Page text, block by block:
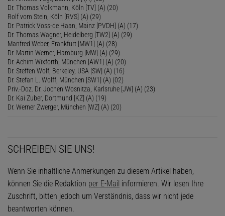
Dr. Thomas Volkmann, Köln [TV] (A) (20)
Rolf vom Stein, Köln [RVS] (A) (29)
Dr. Patrick Voss-de Haan, Mainz [PVDH] (A) (17)
Dr. Thomas Wagner, Heidelberg [TW2] (A) (29)
Manfred Weber, Frankfurt [MW1] (A) (28)
Dr. Martin Werner, Hamburg [MW] (A) (29)
Dr. Achim Wixforth, München [AW1] (A) (20)
Dr. Steffen Wolf, Berkeley, USA [SW] (A) (16)
Dr. Stefan L. Wolff, München [SW1] (A) (02)
Priv.-Doz. Dr. Jochen Wosnitza, Karlsruhe [JW] (A) (23)
Dr. Kai Zuber, Dortmund [KZ] (A) (19)
Dr. Werner Zwerger, München [WZ] (A) (20)
SCHREIBEN SIE UNS!
Wenn Sie inhaltliche Anmerkungen zu diesem Artikel haben,
können Sie die Redaktion per E-Mail informieren. Wir lesen Ihre
Zuschrift, bitten jedoch um Verständnis, dass wir nicht jede
beantworten können.